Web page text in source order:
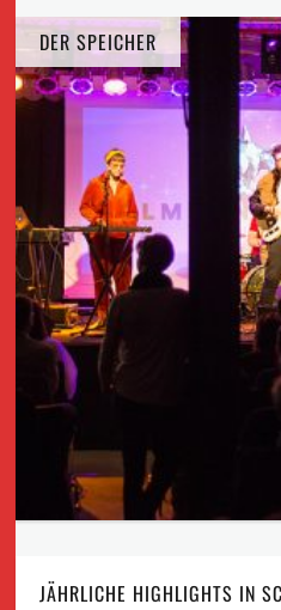
DER SPEICHER
JÄHRLICHE HIGHLIGHTS IN